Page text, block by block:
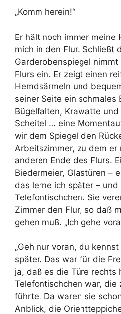
„Komm herein!“
Er hält noch immer meine
mich in den Flur. Schließt
Garderobenspiegel
Flurs ein. Er zeigt einen
Hemdsärmeln und
seiner Seite ein schmales
Bügelfalten, Krawatte
Scheitel … eine
wir dem Spiegel den
Arbeitszimmer, zu dem
anderen Ende des Flurs.
Biedermeier, Glastüren –
das lerne ich später –
Telefontischchen. Sie
Zimmer den Flur, so daß
gehen muß. „Ich gehe
„Geh nur voran, du
später. Das war für die
ja, daß es die Türe rechts
Telefontischchen war, die
führte. Da waren sie
Anblick, die